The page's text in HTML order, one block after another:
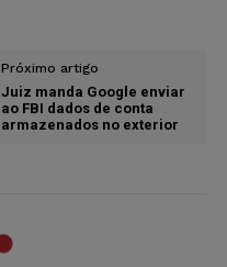
Próximo artigo
Juiz manda Google enviar
ao FBI dados de conta
armazenados no exterior